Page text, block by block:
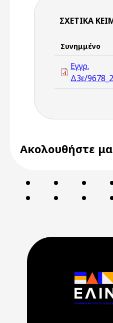
ΣΧΕΤΙΚΆ
Συνημμένο
Εγγρ.
Δ3ε/
Ακολουθήστε